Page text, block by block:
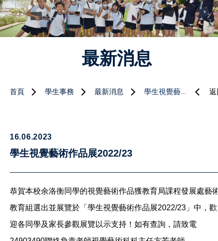
最新消息
首頁 學生事務 最新消息 學生視覺藝術作品展2022/23 返
16.06.2023
學生視覺藝術作品展2022/23
恭賀本校余洛衡同學的視覺藝術作品獲教育局課程發展處藝
教育組選出並展覽於「學生視覺藝術作品展2022/23」中，歡
迎各同學及家長參觀展覽以示支持！如有查詢，請致電